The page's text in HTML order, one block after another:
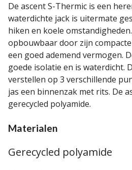
De ascent S-Thermic is een
waterdichte jack is uitermate
hiken en koele
opbouwbaar door zijn
een goed ademend vermogen.
goede isolatie en is waterdicht.
verstellen op 3 verschillende
jas een binnenzak met rits. De
gerecycled polyamide.
Materialen
Gerecycled polyamide